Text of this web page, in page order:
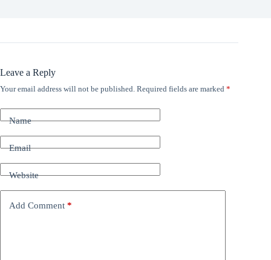
Leave a Reply
Your email address will not be published. Required fields are marked *
Name
Email
Website
Add Comment *